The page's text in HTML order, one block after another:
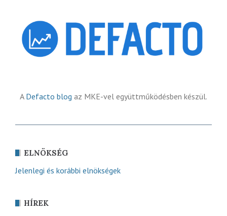
A Defacto blog az MKE-vel együttműködésben készül.
ELNÖKSÉG
Jelenlegi és korábbi elnökségek
HÍREK